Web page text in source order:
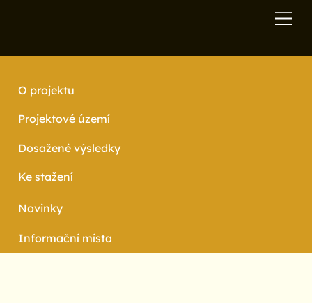
O projektu
Projektové území
Dosažené výsledky
Ke stažení
Novinky
Informační místa